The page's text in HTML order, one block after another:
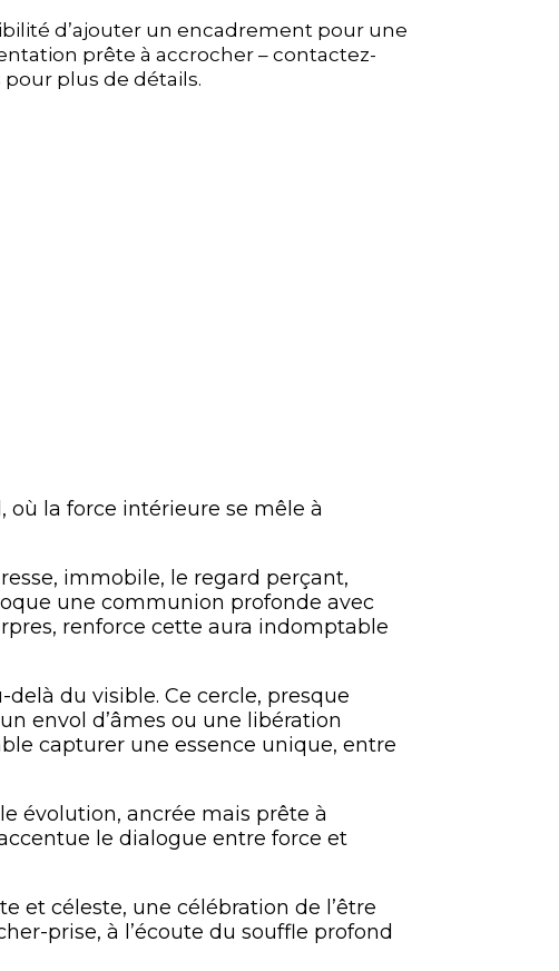
d’ajouter un encadrement pour une
prête à accrocher – contactez-
pour plus de détails.
d’ajouter un encadrement pour une
prête à accrocher – contactez-
pour plus de détails.
la force intérieure se mêle à
immobile, le regard perçant,
une communion profonde avec
renforce cette aura indomptable
du visible. Ce cercle, presque
envol d’âmes ou une libération
capturer une essence unique, entre
évolution, ancrée mais prête à
le dialogue entre force et
et céleste, une célébration de l’être
prise, à l’écoute du souffle profond